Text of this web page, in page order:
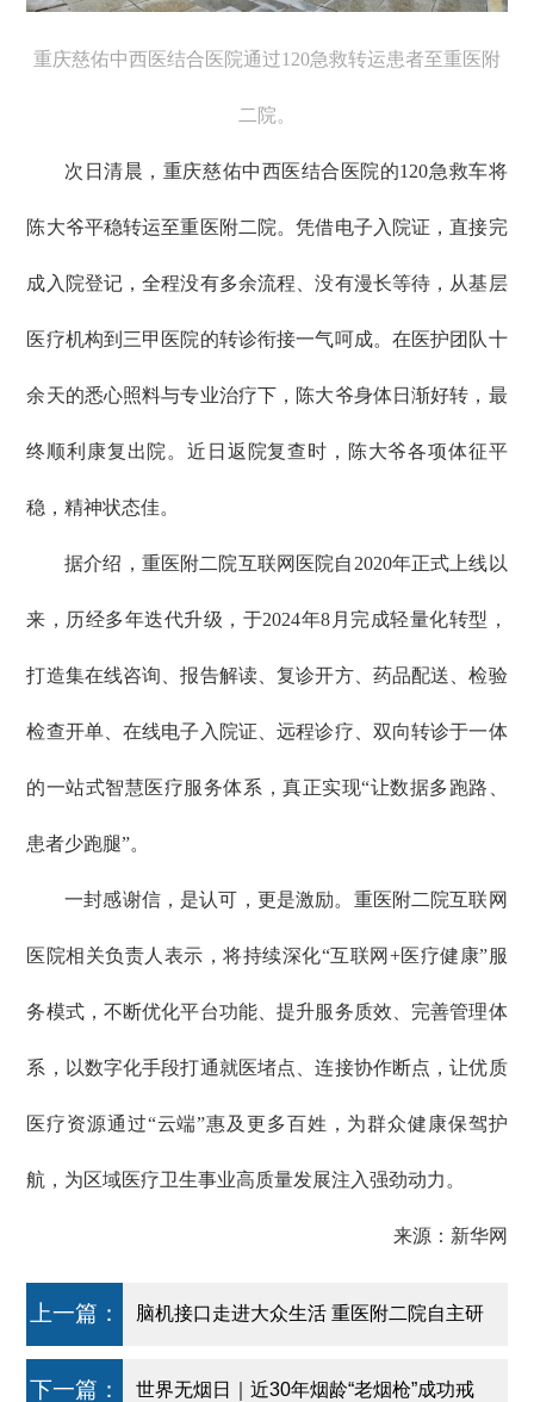
重庆慈佑中西医结合医院通过120急救转运患者至重医附
二院。
次日清晨，重庆慈佑中西医结合医院的120急救车将
陈大爷平稳转运至重医附二院。凭借电子入院证，直接完
成入院登记，全程没有多余流程、没有漫长等待，从基层
医疗机构到三甲医院的转诊衔接一气呵成。在医护团队十
余天的悉心照料与专业治疗下，陈大爷身体日渐好转，最
终顺利康复出院。近日返院复查时，陈大爷各项体征平
稳，精神状态佳。
据介绍，重医附二院互联网医院自2020年正式上线以
来，历经多年迭代升级，于2024年8月完成轻量化转型，
打造集在线咨询、报告解读、复诊开方、药品配送、检验
检查开单、在线电子入院证、远程诊疗、双向转诊于一体
的一站式智慧医疗服务体系，真正实现“让数据多跑路、
患者少跑腿”。
一封感谢信，是认可，更是激励。重医附二院互联网
医院相关负责人表示，将持续深化“互联网+医疗健康”服
务模式，不断优化平台功能、提升服务质效、完善管理体
系，以数字化手段打通就医堵点、连接协作断点，让优质
医疗资源通过“云端”惠及更多百姓，为群众健康保驾护
航，为区域医疗卫生事业高质量发展注入强劲动力。
来源：新华网
上一篇： 脑机接口走进大众生活 重医附二院自主研
发脑电AI装备可测大脑年龄、能为癫痫报
下一篇： 世界无烟日｜近30年烟龄“老烟枪”成功戒